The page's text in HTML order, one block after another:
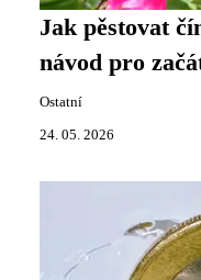
Jak pěstovat
návod pro
Ostatní
24. 05. 2026